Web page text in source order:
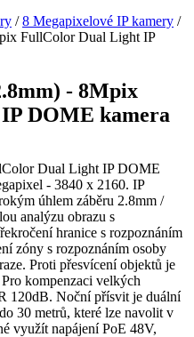
/ 8 Megapixelové IP kamery /
FullColor Dual Light IP
- 8Mpix
DOME kamera
Dual Light IP DOME
- 3840 x 2160. IP
úhlem záběru 2.8mm /
analýzu obrazu s
hranice s rozpoznáním
zóny s rozpoznáním osoby
Proti přesvícení objektů je
kompenzaci velkých
120dB. Noční přísvit je duální
30 metrů, které lze navolit v
využít napájení PoE 48V,